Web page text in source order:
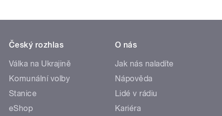
Český rozhlas
Válka na Ukrajině
Komunální volby
Stanice
eShop
O nás
Jak nás naladíte
Nápověda
Lidé v rádiu
Kariéra